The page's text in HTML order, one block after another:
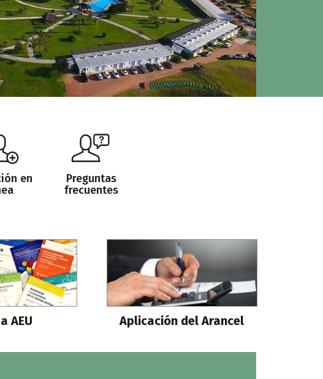
en
Preguntas
frecuentes
AEU Aplicación del Arancel